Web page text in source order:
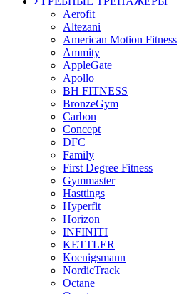
Aerofit
Altezani
American Motion Fitness
Ammity
AppleGate
Apollo
BH FITNESS
BronzeGym
Carbon
Concept
DFC
Family
First Degree Fitness
Gymmaster
Hasttings
Hyperfit
Horizon
INFINITI
KETTLER
Koenigsmann
NordicTrack
Octane